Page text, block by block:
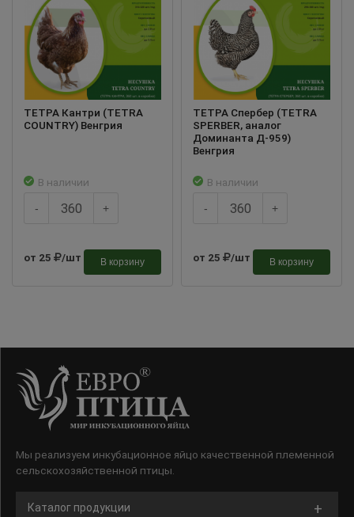
ТЕТРА Кантри (TETRA
COUNTRY) Венгрия
В наличии
- +
от 25 /шт В корзину
ТЕТРА Спербер (TETRA
SPERBER, аналог
Доминанта Д-959)
Венгрия
В наличии
- +
от 25 /шт В корзину
Мы реализуем инкубационное яйцо качественной племенной
сельскохозяйственной птицы.
Каталог продукции